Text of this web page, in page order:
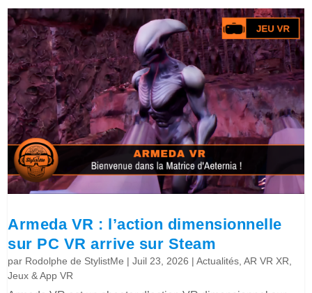
Armeda VR : l’action dimensionnelle
sur PC VR arrive sur Steam
par Rodolphe de StylistMe |Juil 23, 2026 |Actualités ,AR VR XR
Jeux & App VR